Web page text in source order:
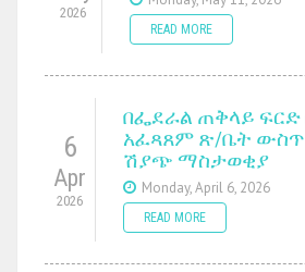
2026
READ MORE
6
Apr
2026
በፌደራል ጠቅላይ ፍርድ
አፈጻጸም ጽ/ቤት ውስጥ
ሽያጭ ማስታወቂያ
Monday, April 6, 2026
READ MORE